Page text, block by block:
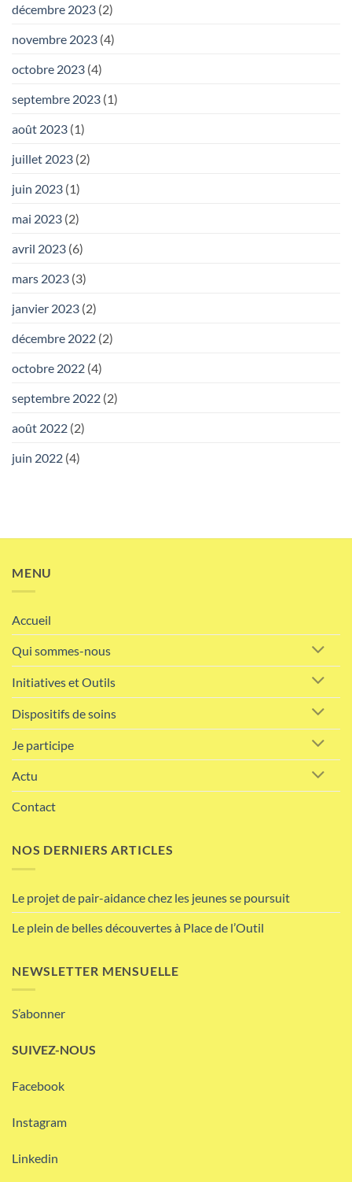
décembre 2023 (2)
novembre 2023 (4)
octobre 2023 (4)
septembre 2023 (1)
août 2023 (1)
juillet 2023 (2)
juin 2023 (1)
mai 2023 (2)
avril 2023 (6)
mars 2023 (3)
janvier 2023 (2)
décembre 2022 (2)
octobre 2022 (4)
septembre 2022 (2)
août 2022 (2)
juin 2022 (4)
MENU
Accueil
Qui sommes-nous
Initiatives et Outils
Dispositifs de soins
Je participe
Actu
Contact
NOS DERNIERS ARTICLES
Le projet de pair-aidance chez les jeunes se poursuit
Le plein de belles découvertes à Place de l’Outil
NEWSLETTER MENSUELLE
S’abonner
SUIVEZ-NOUS
Facebook
Instagram
Linkedin